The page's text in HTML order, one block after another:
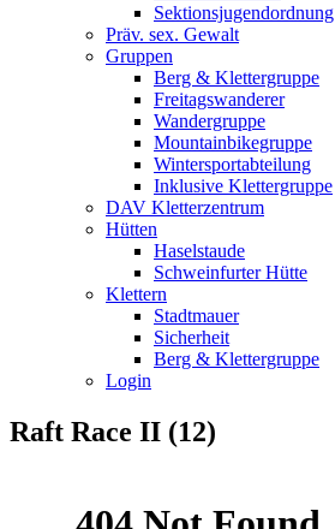
Sektionsjugendordnung
Präv. sex. Gewalt
Gruppen
Berg & Klettergruppe
Freitagswanderer
Wandergruppe
Mountainbikegruppe
Wintersportabteilung
Inklusive Klettergruppe
DAV Kletterzentrum
Hütten
Haselstaude
Schweinfurter Hütte
Klettern
Stadtmauer
Sicherheit
Berg & Klettergruppe
Login
Raft Race II (12)